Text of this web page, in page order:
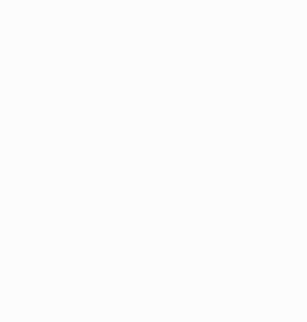
(USDA) suspendió el 5 de
trabajo en turnos rotativos podría
a Index en Nuevo León ha
—absorción, ocupación y
alcanzó 102,581 millones